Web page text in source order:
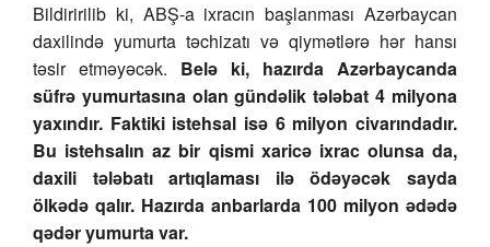
Bildiririlib ki, ABŞ-a ixracın başlanması Azərbaycan
daxilində yumurta təchizatı və qiymətlərə hər hansı
təsir etməyəcək. Belə ki, hazırda Azərbaycanda
süfrə yumurtasına olan gündəlik tələbat 4 milyona
yaxındır. Faktiki istehsal isə 6 milyon civarındadır.
Bu istehsalın az bir qismi xaricə ixrac olunsa da,
daxili tələbatı artıqlaması ilə ödəyəcək sayda
ölkədə qalır. Hazırda anbarlarda 100 milyon ədədə
qədər yumurta var.